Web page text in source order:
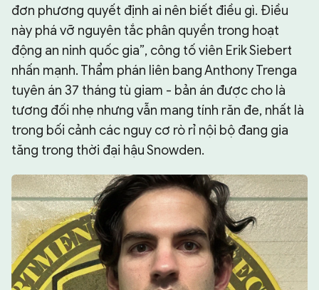
đơn phương quyết định ai nên biết điều gì. Điều
này phá vỡ nguyên tắc phân quyền trong hoạt
động an ninh quốc gia”, công tố viên Erik Siebert
nhấn mạnh. Thẩm phán liên bang Anthony Trenga
tuyên án 37 tháng tù giam - bản án được cho là
tương đối nhẹ nhưng vẫn mang tính răn đe, nhất là
trong bối cảnh các nguy cơ rò rỉ nội bộ đang gia
tăng trong thời đại hậu Snowden.